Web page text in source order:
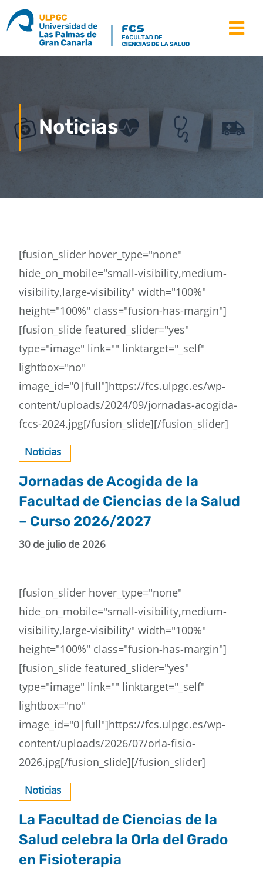
Saltar
al
contenido
estudios
estudiantes
contacto
Noticias
[fusion_slider hover_type="none"
hide_on_mobile="small-visibility,medium-
visibility,large-visibility" width="100%"
height="100%" class="fusion-has-margin"]
[fusion_slide featured_slider="yes"
type="image" link="" linktarget="_self"
lightbox="no"
image_id="0|full"]https://fcs.ulpgc.es/wp-
content/uploads/2024/09/jornadas-acogida-
fccs-2024.jpg[/fusion_slide][/fusion_slider]
Noticias
Jornadas de Acogida de la
Facultad de Ciencias de la Salud
– Curso 2026/2027
30 de julio de 2026
[fusion_slider hover_type="none"
hide_on_mobile="small-visibility,medium-
visibility,large-visibility" width="100%"
height="100%" class="fusion-has-margin"]
[fusion_slide featured_slider="yes"
type="image" link="" linktarget="_self"
lightbox="no"
image_id="0|full"]https://fcs.ulpgc.es/wp-
content/uploads/2026/07/orla-fisio-
2026.jpg[/fusion_slide][/fusion_slider]
Noticias
La Facultad de Ciencias de la
Salud celebra la Orla del Grado
en Fisioterapia